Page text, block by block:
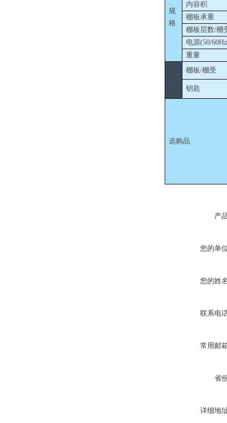
规
格
内容积
棚板承重
棚板层数/棚
电源(50/
重量
棚板/棚受
钥匙
选购品
产
您的单
您的姓
联系电
常用邮
省
详细地